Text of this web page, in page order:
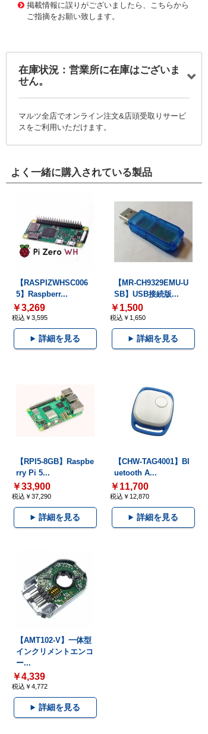
掲載情報に誤りがございましたら、こちらから
ご指摘をお願い致します。
在庫状況：営業所に在庫はございま
せん。
マルツ全店でオンライン注文&店頭受取りサービ
スをご利用いただけます。
よく一緒に購入されている製品
【RASPIZWHSC006
5】Raspberr...
￥3,269
税込￥3,595
詳細を見る
【MR-CH9329EMU-U
SB】USB接続版...
￥1,500
税込￥1,650
詳細を見る
【RPI5-8GB】Raspbe
rry Pi 5...
￥33,900
税込￥37,290
詳細を見る
【CHW-TAG4001】Bl
uetooth A...
￥11,700
税込￥12,870
詳細を見る
【AMT102-V】一体型
インクリメントエンコ
ー...
￥4,339
税込￥4,772
詳細を見る